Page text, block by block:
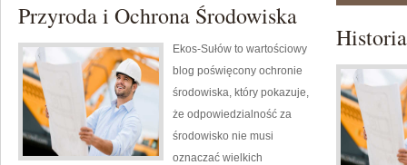
Przyroda i Ochrona Środowiska
Ekos-Sułów to wartościowy
blog poświęcony ochronie
środowiska, który pokazuje,
że odpowiedzialność za
środowisko nie musi
oznaczać wielkich